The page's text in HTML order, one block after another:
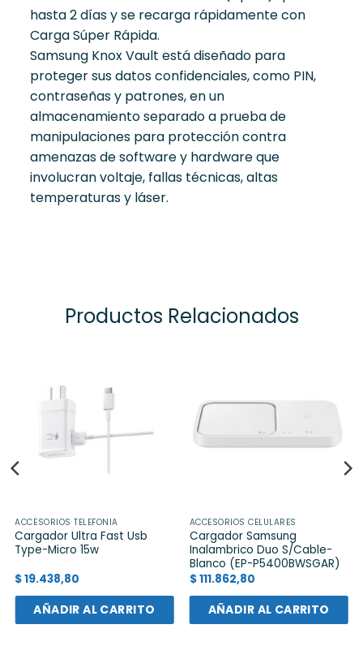
hasta 2 días y se recarga rápidamente con
Carga Súper Rápida.
Samsung Knox Vault está diseñado para
proteger sus datos confidenciales, como PIN,
contraseñas y patrones, en un
almacenamiento separado a prueba de
manipulaciones para protección contra
amenazas de software y hardware que
involucran voltaje, fallas técnicas, altas
temperaturas y láser.
Productos Relacionados
ACCESORIOS TELEFONIA
Cargador Ultra Fast Usb
Type-Micro 15w
$19.438,80
AÑADIR AL CARRITO
ACCESORIOS CELULARES
Cargador Samsung
Inalambrico Duo S/Cable-
Blanco (EP-P5400BWSGAR)
$111.862,80
AÑADIR AL CARRITO